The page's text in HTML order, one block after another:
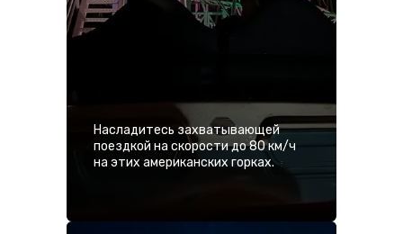
Насладитесь захватывающей
поездкой на скорости до 80 км/ч
на этих американских горках.